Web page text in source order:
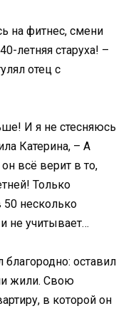
на фитнес, смени
летняя старуха! –
отец с
И я не стесняюсь
Катерина, – А
всё верит в то,
Только
50 несколько
не учитывает…
оставил
жили. Свою
в которой он